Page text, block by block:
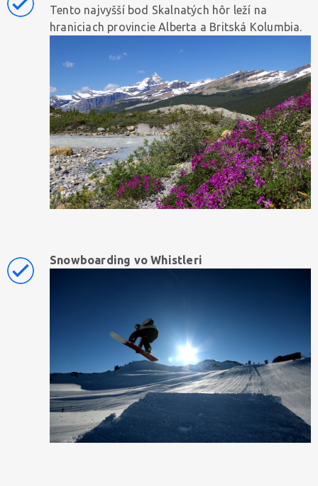
Tento najvyšší bod Skalnatých hôr leží na
hraniciach provincie Alberta a Britská Kolumbia.
Snowboarding vo Whistleri